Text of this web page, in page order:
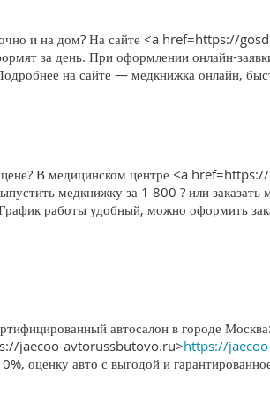
и на дом? На сайте <a href=https://
за день. При оформлении онлайн-
на сайте — медкнижка онлайн,
В медицинском центре <a
медкнижку за 1 800 ? или
работы удобный, можно оформить
автосалон в городе
jaecoo-avtorussbutovo.ru>https://
оценку авто с выгодой и